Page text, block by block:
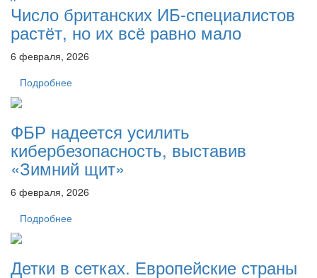
Число британских ИБ-специалистов
растёт, но их всё равно мало
6 февраля, 2026
Подробнее
ФБР надеется усилить
кибербезопасность, выставив
«Зимний щит»
6 февраля, 2026
Подробнее
Детки в сетках. Европейские страны